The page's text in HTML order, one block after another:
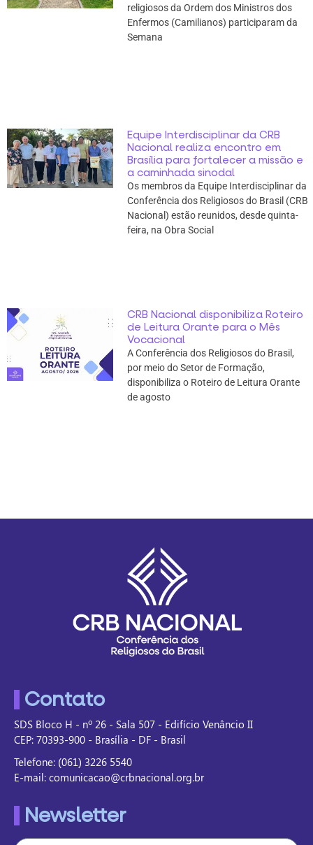
religiosos da Ordem dos Ministros dos
Enfermos (Camilianos) participaram da
Semana
Equipe Interdisciplinar da CRB
Nacional realiza encontro em
Brasília para fortalecer a missão e
a caminhada sinodal
Os membros da Equipe Interdisciplinar da
Conferência dos Religiosos do Brasil (CRB
Nacional) estão reunidos, desde quinta-
feira, na Obra Social
CRB Nacional disponibiliza Roteiro
de Leitura Orante para o Mês
Vocacional
A Conferência dos Religiosos do Brasil,
por meio do Setor de Formação,
disponibiliza o Roteiro de Leitura Orante
de agosto
Contato
SDS Bloco H - nº 26 - Sala 507 - Edifício Venâncio II
CEP: 70393-900 - Brasília - DF - Brasil
Telefone: (061) 3226 5540
E-mail: comunicacao@crbnacional.org.br
Newsletter